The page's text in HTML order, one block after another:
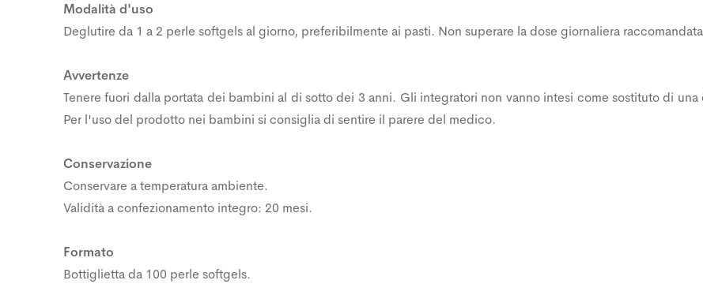
Modalità d'uso
Deglutire da 1 a 2 perle softgels al giorno, preferibilmente ai pasti. Non superare la dose giornaliera
Avvertenze
Tenere fuori dalla portata dei bambini al di sotto dei 3 anni. Gli integratori non vanno intesi come sostituto di
Per l'uso del prodotto nei bambini si consiglia di sentire il parere del medico.
Conservazione
Conservare a temperatura ambiente.
Validità a confezionamento integro: 20 mesi.
Formato
Bottiglietta da 100 perle softgels.